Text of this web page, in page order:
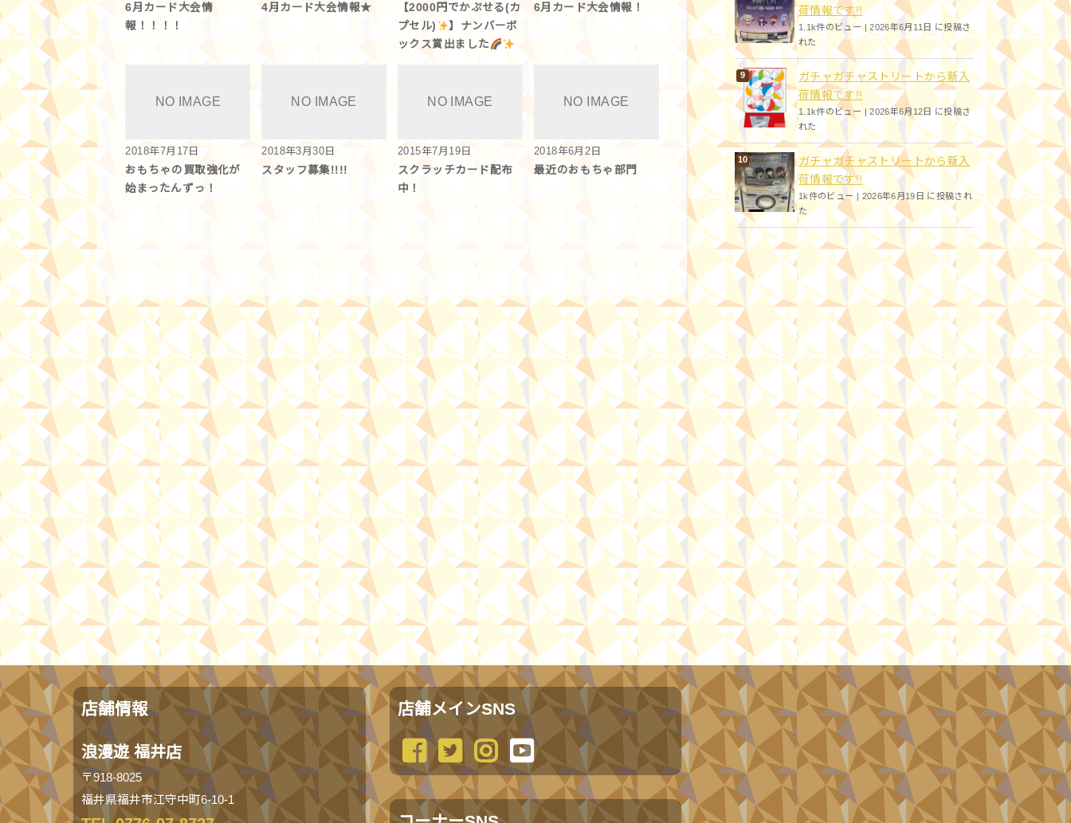
6月カード大会情
報！！！！
4月カード大会情報★
【2000円でかぷせる(カ
プセル)
】ナンバーボ
ックス賞出ました
6月カード大会情報！
2018年7月17日
おもちゃの買取強化が
始まったんずっ！
2018年3月30日
スタッフ募集!!!!
2015年7月19日
スクラッチカード配布
中！
2018年6月2日
最近のおもちゃ部門
荷情報です!!
1.1k件のビュー|2026年6月11日 に投稿さ
れた
ガチャガチャストリートから新入
荷情報です!!
1.1k件のビュー |2026年6月12日 に投稿さ
れた
ガチャガチャストリートから新入
荷情報です!!
1k件のビュー |2026年6月19日 に投稿され
た
店舗情報
浪漫遊 福井店
〒918-8025
福井県福井市江守中町6-10-1
店舗メインSNS